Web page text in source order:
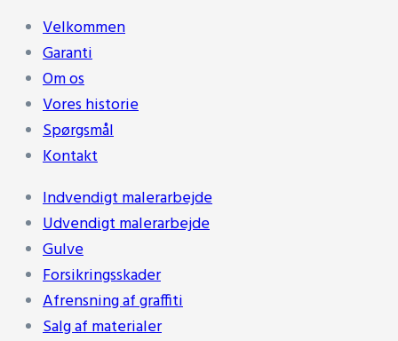
Velkommen
Garanti
Om os
Vores historie
Spørgsmål
Kontakt
Indvendigt malerarbejde
Udvendigt malerarbejde
Gulve
Forsikringsskader
Afrensning af graffiti
Salg af materialer